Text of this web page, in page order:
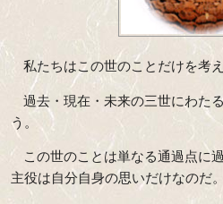
私たちはこの世のことだけを考
過去・現在・未来の三世にわた
う。
この世のことは単なる通過点に
主役は自分自身の思いだけなのだ。